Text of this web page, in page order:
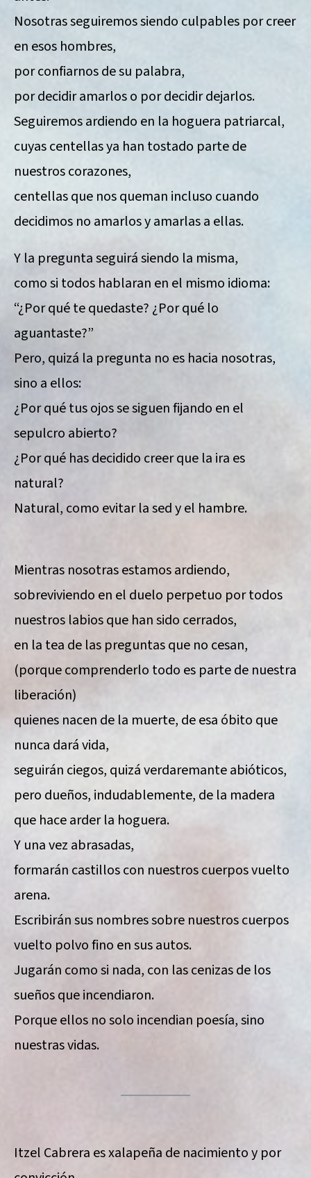
Nosotras seguiremos siendo culpables por creer
en esos hombres,
por confiarnos de su palabra,
por decidir amarlos o por decidir dejarlos.
Seguiremos ardiendo en la hoguera patriarcal,
cuyas centellas ya han tostado parte de
nuestros corazones,
centellas que nos queman incluso cuando
decidimos no amarlos y amarlas a ellas.
Y la pregunta seguirá siendo la misma,
como si todos hablaran en el mismo idioma:
“¿Por qué te quedaste? ¿Por qué lo
aguantaste?”
Pero, quizá la pregunta no es hacia nosotras,
sino a ellos:
¿Por qué tus ojos se siguen fijando en el
sepulcro abierto?
¿Por qué has decidido creer que la ira es
natural?
Natural, como evitar la sed y el hambre.
Mientras nosotras estamos ardiendo,
sobreviviendo en el duelo perpetuo por todos
nuestros labios que han sido cerrados,
en la tea de las preguntas que no cesan,
(porque comprenderlo todo es parte de nuestra
liberación)
quienes nacen de la muerte, de esa óbito que
nunca dará vida,
seguirán ciegos, quizá verdaremante abióticos,
pero dueños, indudablemente, de la madera
que hace arder la hoguera.
Y una vez abrasadas,
formarán castillos con nuestros cuerpos vuelto
arena.
Escribirán sus nombres sobre nuestros cuerpos
vuelto polvo fino en sus autos.
Jugarán como si nada, con las cenizas de los
sueños que incendiaron.
Porque ellos no solo incendian poesía, sino
nuestras vidas.
Itzel Cabrera es xalapeña de nacimiento y por